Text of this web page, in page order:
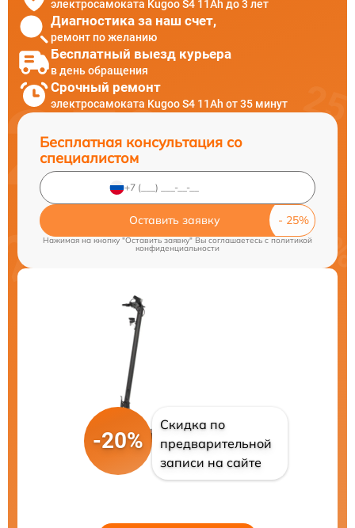
электросамоката Kugoo S4 11Ah до 3 лет
Диагностика за наш счет,
ремонт по желанию
Бесплатный выезд курьера
в день обращения
Срочный ремонт
электросамоката Kugoo S4 11Ah от 35 минут
Бесплатная консультация со
специалистом
Оставить заявку
Нажимая на кнопку "Оставить заявку" Вы соглашаетесь cполитикой
конфиденциальности
-20%
Скидка по
предварительной
записи на сайте